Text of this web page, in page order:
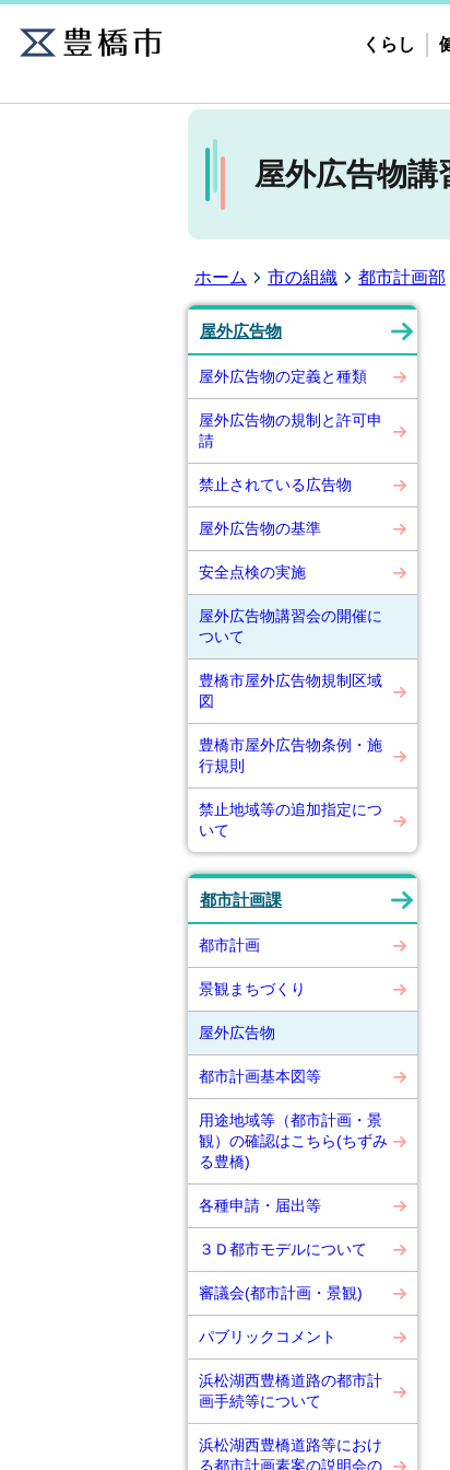
くらし
屋外広告物
ホーム 市の組織 都市計画部
屋外広告物
屋外広告物の定義と種類
屋外広告物の規制と許可申
請
禁止されている広告物
屋外広告物の基準
安全点検の実施
屋外広告物講習会の開催に
ついて
豊橋市屋外広告物規制区域
図
豊橋市屋外広告物条例・施
行規則
禁止地域等の追加指定につ
いて
都市計画課
都市計画
景観まちづくり
屋外広告物
都市計画基本図等
用途地域等（都市計画・景
観）の確認はこちら(ちずみ
る豊橋)
各種申請・届出等
３Ｄ都市モデルについて
審議会(都市計画・景観)
パブリックコメント
浜松湖西豊橋道路の都市計
画手続等について
浜松湖西豊橋道路等におけ
る都市計画素案の説明会の